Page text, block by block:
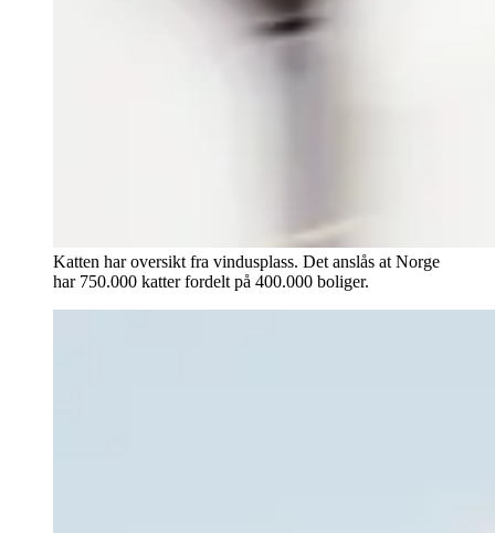
Katten har oversikt fra vindusplass. Det anslås at Norge
har 750.000 katter fordelt på 400.000 boliger.